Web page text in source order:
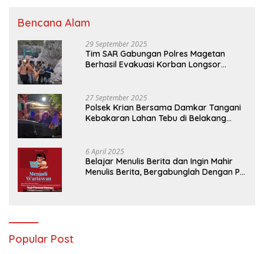
Bencana Alam
29 September 2025
Tim SAR Gabungan Polres Magetan
Berhasil Evakuasi Korban Longsor
27 September 2025
Polsek Krian Bersama Damkar Tangani
Kebakaran Lahan Tebu di Belakang
6 April 2025
Belajar Menulis Berita dan Ingin Mahir
Menulis Berita, Bergabunglah Dengan PT
Popular Post